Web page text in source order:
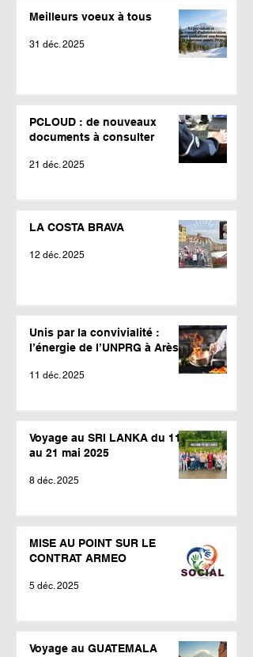
Meilleurs voeux à tous
31 déc. 2025
PCLOUD : de nouveaux
documents à consulter
21 déc. 2025
LA COSTA BRAVA
12 déc. 2025
Unis par la convivialité :
l’énergie de l’UNPRG à Arès !
11 déc. 2025
Voyage au SRI LANKA du 11
au 21 mai 2025
8 déc. 2025
MISE AU POINT SUR LE
CONTRAT ARMEO
5 déc. 2025
Voyage au GUATEMALA